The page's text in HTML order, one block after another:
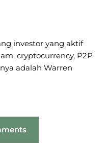
investor yang aktif
cryptocurrency, P2P
adalah Warren